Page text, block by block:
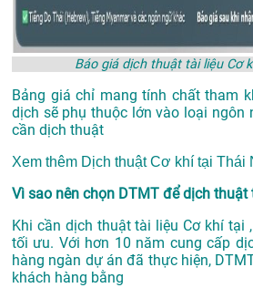
Báo giá dịch thuật tài liệu Cơ
Bảng giá chỉ mang tính chất tham
dịch sẽ phụ thuộc lớn vào loại ngôn
cần dịch thuật
Xem thêm Dịch thuật Cơ khí tại Thái
Vì sao nên chọn DTMT để dịch thuật
Khi cần dịch thuật tài liệu Cơ khí tại
tối ưu. Với hơn 10 năm cung cấp
hàng ngàn dự án đã thực hiện,
khách hàng bằng